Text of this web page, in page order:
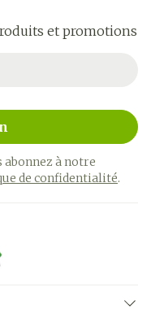
et promotions
abonnez à notre
de confidentialité.